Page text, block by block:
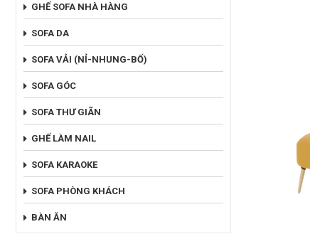
GHẾ SOFA NHÀ HÀNG
SOFA DA
SOFA VẢI (NỈ-NHUNG-BỐ)
SOFA GÓC
SOFA THƯ GIÃN
GHẾ LÀM NAIL
SOFA KARAOKE
SOFA PHÒNG KHÁCH
BÀN ĂN